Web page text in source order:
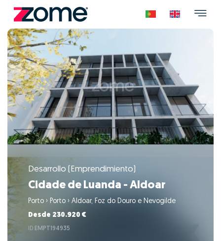
Desarrollo (Emprendimiento)
Cidade de Luanda - Aldoar
Porto › Porto › Aldoar, Foz do Douro e Nevogilde
Desde 230.920 €
ID EMPT194935